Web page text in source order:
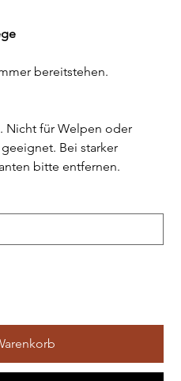
bereitstehen.
Nicht für Welpen oder
Bei starker
bitte entfernen.